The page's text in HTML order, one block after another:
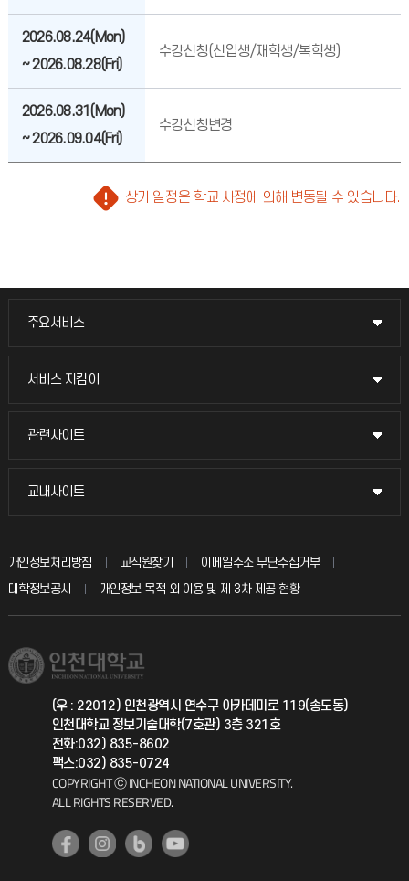
2026.08.24(Mon)
~ 2026.08.28(Fri)
수강신청(신입생/재학생/복학생)
2026.08.31(Mon)
~ 2026.09.04(Fri)
수강신청변경
상기 일정은 학교 사정에 의해 변동될 수 있습니다.
주요서비스
주요서비스
교무회의방송
입학안내
취업정보(학생)
서비스 지킴이
서비스 지킴이
묻고 답하기
칭찬마당
학생서비스 지킴이
관련사이트
관련사이트
국방헬프콜
총동문회
교내사이트
교내사이트
교수회
교육혁신본부
국제지원과
공자아카데미
기초교육원
개인정보처리방침 교직원찾기
이메일주소 무단수집거부
대학정보공시
개인정보 목적 외 이용 및 제 3차 제공 현황
(우 : 22012) 인천광역시 연수구 아카데미로 119(송도동)
인천대학교 정보기술대학(7호관) 3층 321호
전화:032) 835-8602
팩스:032) 835-0724
COPYRIGHT ⓒ INCHEON NATIONAL UNIVERSITY.
ALL RIGHTS RESERVED.